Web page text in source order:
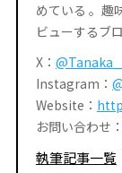
めている 。趣
ビューするブ
X：
Instagram：
Website：
お問い合わ
執筆記事一覧